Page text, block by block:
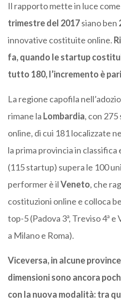
Il rapporto mette in luce come
trimestre del 2017siano ben
innovative costituite online.
fa, quando le startup
tutto 180, l’incremento è
La regione capofila
rimane la Lombardia, con
online, di cui 181 localizzate
la prima provincia in classifica
(115 startup) supera le 100
performer è ilVeneto, che
costituzioni online e colloca
top-5 (Padova 3ª, Treviso 4ª e
a Milano e Roma).
Viceversa, in alcune
dimensioni sono ancora
con la nuova modalità: tra